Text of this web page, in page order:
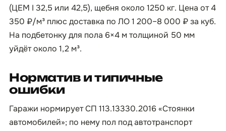
(ЦЕМ I 32,5 или 42,5), щебня около 1250 кг. Цена от 4
350 ₽/м³ плюс доставка по ЛО 1 200–8 000 ₽ за куб.
На подбетонку для пола 6×4 м толщиной 50 мм
уйдёт около 1,2 м³.
Норматив и типичные
ошибки
Гаражи нормирует СП 113.13330.2016 «Стоянки
автомобилей»; по нему пол под автотранспорт